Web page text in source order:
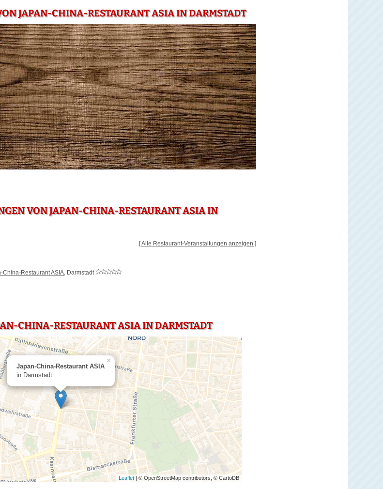
JAPAN-CHINA-RESTAURANT ASIA IN DARMSTADT
VON JAPAN-CHINA-RESTAURANT ASIA IN
[ Alle Restaurant-Veranstaltungen anzeigen ]
China-Restaurant ASIA, Darmstadt
CHINA-RESTAURANT ASIA IN DARMSTADT
Japan-China-Restaurant ASIA
in Darmstadt
×
Leaflet | © OpenStreetMap contributors, © CartoDB